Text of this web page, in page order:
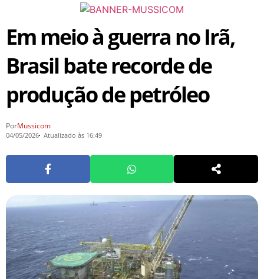
Em meio à guerra no Irã,
Brasil bate recorde de
produção de petróleo
PorMussicom
04/05/2026 Atualizado às 16:49